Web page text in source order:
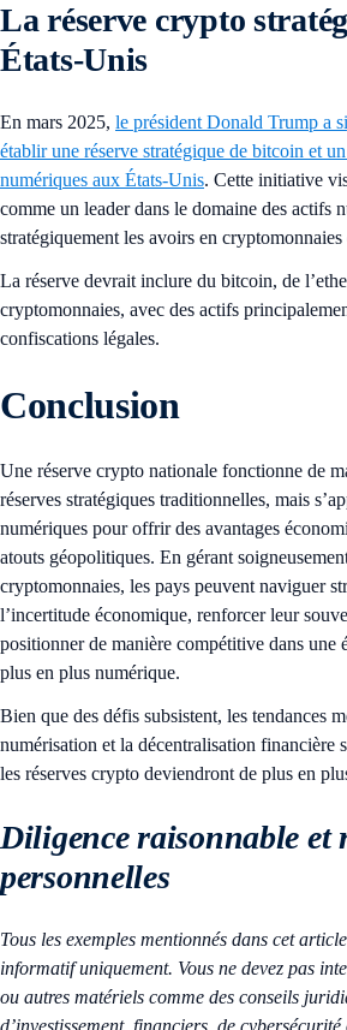
La réserve crypto
États-Unis
En mars 2025, le président Donald Trump a
établir une réserve stratégique de bitcoin et
numériques aux États-Unis. Cette initiative
comme un leader dans le domaine des actifs
stratégiquement les avoirs en
La réserve devrait inclure du bitcoin, de
cryptomonnaies, avec des actifs
confiscations légales.
Conclusion
Une réserve crypto nationale fonctionne de
réserves stratégiques traditionnelles, mais
numériques pour offrir des avantages
atouts géopolitiques. En gérant
cryptomonnaies, les pays peuvent naviguer
l’incertitude économique, renforcer leur
positionner de manière compétitive dans une
plus en plus numérique.
Bien que des défis subsistent, les tendances
numérisation et la décentralisation financière
les réserves crypto deviendront de plus en
Diligence raisonnable et
personnelles
Tous les exemples mentionnés dans cet
informatif uniquement. Vous ne devez pas
ou autres matériels comme des conseils